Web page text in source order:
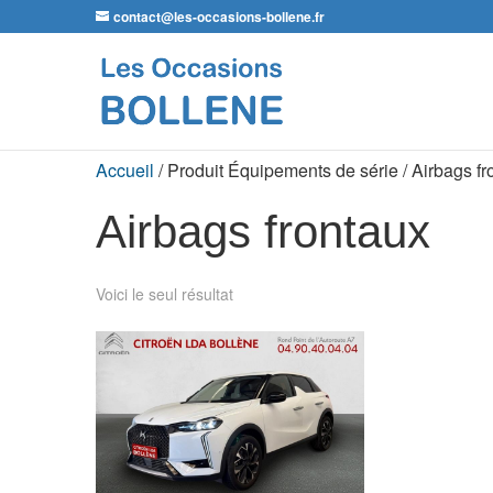
contact@les-occasions-bollene.fr
Accueil / Produit Équipements de série / Airbags
Airbags frontaux
Voici le seul résultat